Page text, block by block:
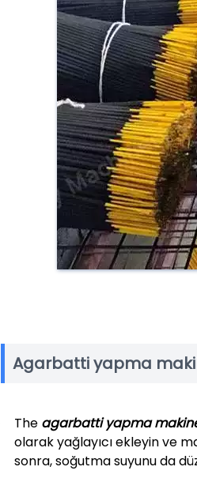
Agarbatti yapma
The agarbatti yapma
olarak yağlayıcı ekleyin ve
sonra, soğutma suyunu da